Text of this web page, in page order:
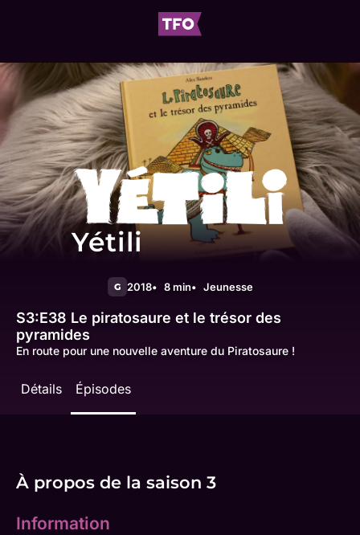
Yétili
G 2018 8 min Jeunesse
S3:E38 Le piratosaure et le trésor des
pyramides
En route pour une nouvelle aventure du Piratosaure !
Détails Épisodes
À propos de la saison 3
Information